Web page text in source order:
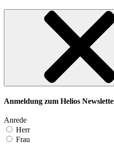
Anmeldung zum Helios
Anrede
Herr
Frau